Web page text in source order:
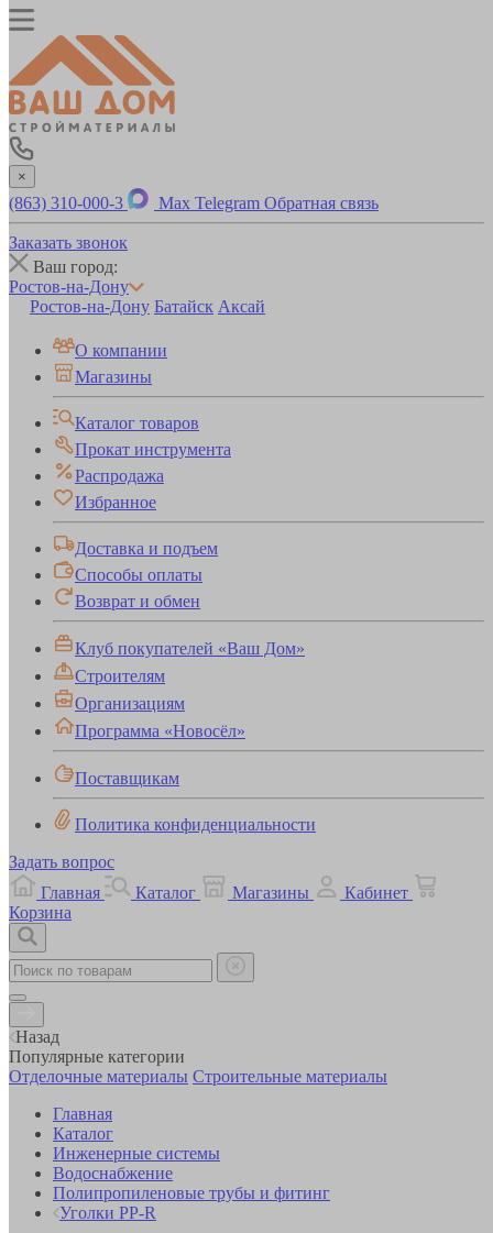
×
(863) 310-000-3 Max Telegram Обратная связь
Заказать звонок
Ваш город:
Ростов-на-Дону
Ростов-на-Дону Батайск Аксай
О компании
Магазины
Каталог товаров
Прокат инструмента
Распродажа
Избранное
Доставка и подъем
Способы оплаты
Возврат и обмен
Клуб покупателей «Ваш Дом»
Строителям
Организациям
Программа «Новосёл»
Поставщикам
Политика конфиденциальности
Задать вопрос
Главная
Каталог Магазины
Кабинет
Корзина
Назад
Популярные категории
Отделочные материалы Строительные материалы
Главная
Каталог
Инженерные системы
Водоснабжение
Полипропиленовые трубы и фитинг
Уголки PP-R